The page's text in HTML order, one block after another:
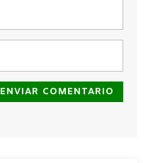
ENVIAR COMENTARIO